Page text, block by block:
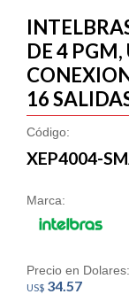
DE 4
16
Código:
XEP4004-
Marca:
Precio en Dolares:
US$ 34.57